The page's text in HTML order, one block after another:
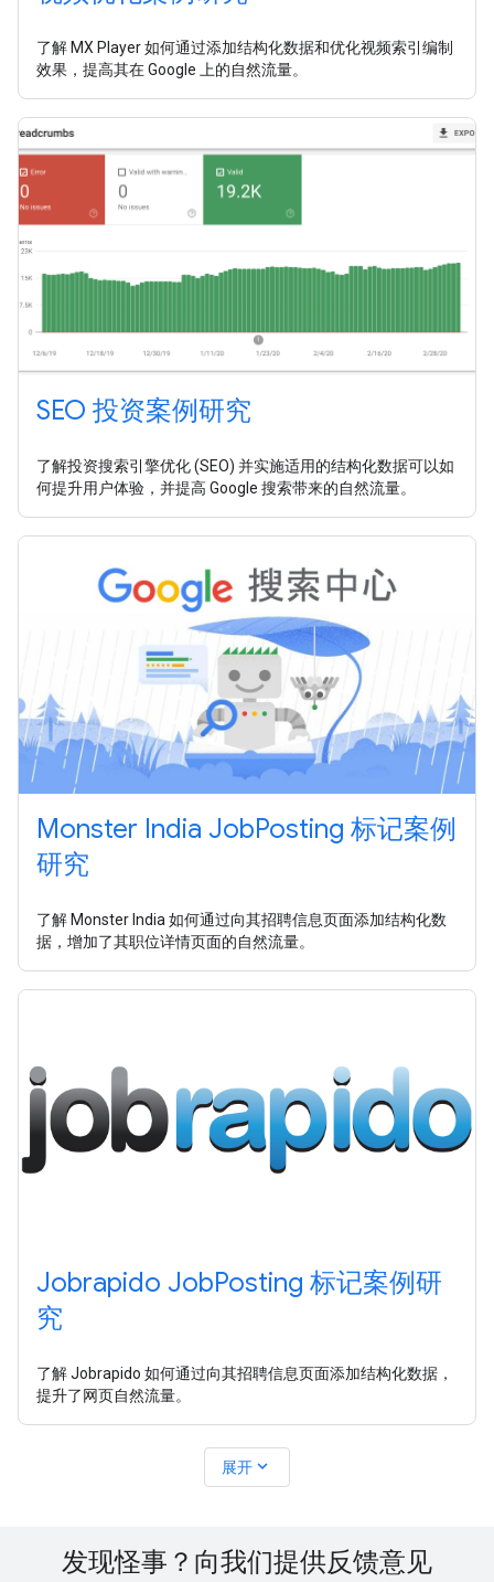
了解 MX Player 如何通过添加结构化数据和优化视频索引编制
效果，提高其在 Google 上的自然流量。
SEO 投资案例研究
了解投资搜索引擎优化 (SEO) 并实施适用的结构化数据可以如
何提升用户体验，并提高 Google 搜索带来的自然流量。
Monster India JobPosting 标记案例
研究
了解 Monster India 如何通过向其招聘信息页面添加结构化数
据，增加了其职位详情页面的自然流量。
Jobrapido JobPosting 标记案例研
究
了解 Jobrapido 如何通过向其招聘信息页面添加结构化数据，
提升了网页自然流量。
展开 expand_more
发现怪事？向我们提供反馈意见